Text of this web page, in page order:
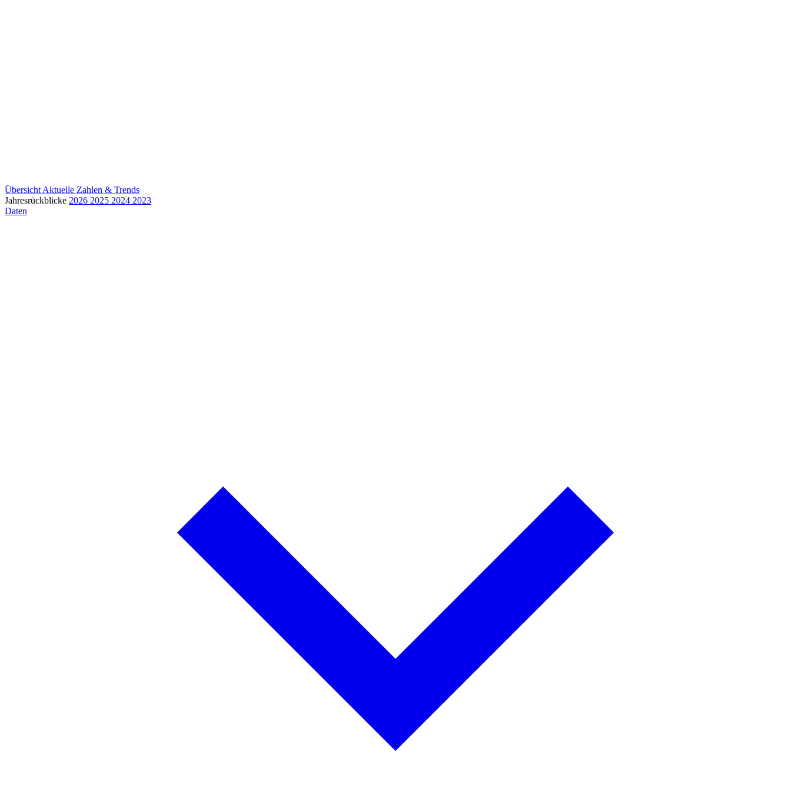
Übersicht Aktuelle Zahlen & Trends
Jahresrückblicke 2026 2025 2024 2023
Daten